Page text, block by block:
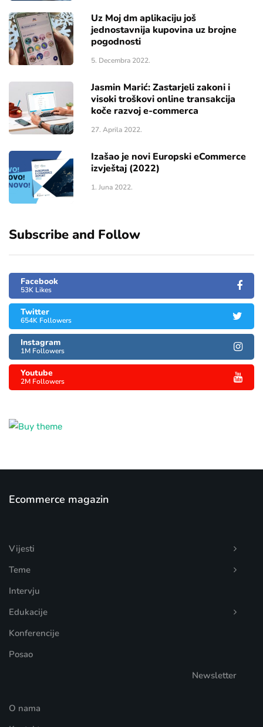
Uz Moj dm aplikaciju još
jednostavnija kupovina uz brojne
pogodnosti
5. Decembra 2022.
Jasmin Marić: Zastarjeli zakoni i
visoki troškovi online transakcija
koče razvoj e-commerca
27. Aprila 2022.
Izašao je novi Europski eCommerce
izvještaj (2022)
1. Juna 2022.
Subscribe and Follow
Facebook
53K Likes
Twitter
654K Followers
Instagram
1M Followers
Youtube
2M Followers
Ecommerce magazin
Vijesti
Teme
Intervju
Edukacije
Konferencije
Posao
Newsletter
O nama